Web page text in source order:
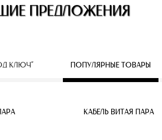
ПРЕДЛОЖЕНИЯ
КЛЮЧ” ПОПУЛЯРНЫЕ ТОВАРЫ
КАБЕЛЬ ВИТАЯ ПАРА
КАБЕЛЬ ВИТАЯ ПАРА
КАБЕЛЬ ВИТАЯ ПАРА